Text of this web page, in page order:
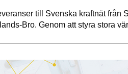
till Svenska kraftnät från
Bro. Genom att styra stora